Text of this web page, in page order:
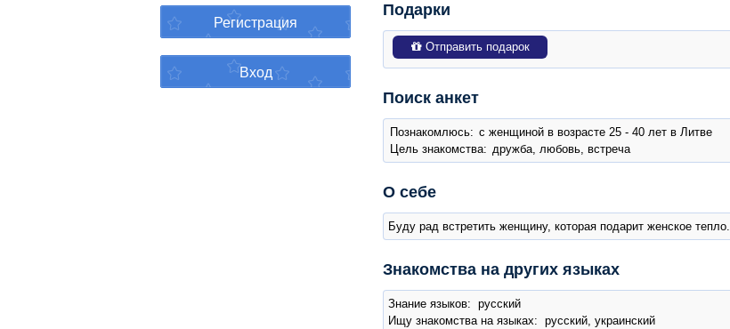
Подарки
Отправить подарок
Поиск анкет
Познакомлюсь: с женщиной в возрасте 25 - 40 лет в Литве
Цель знакомства: дружба, любовь, встреча
О себе
Буду рад встретить женщину, которая подарит женское тепло.
Знакомства на других языках
Знание языков: русский
Ищу знакомства на языках: русский, украинский